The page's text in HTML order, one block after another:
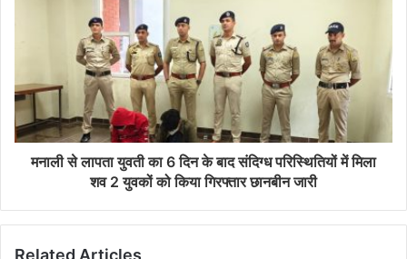
मनाली से लापता युवती का 6 दिन के बाद संदिग्ध परिस्थितियों में मिला
शव 2 युवकों को किया गिरफ्तार छानबीन जारी
Related Articles